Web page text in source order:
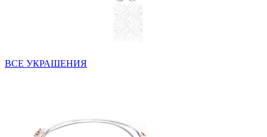
ВСЕ УКРАШЕНИЯ